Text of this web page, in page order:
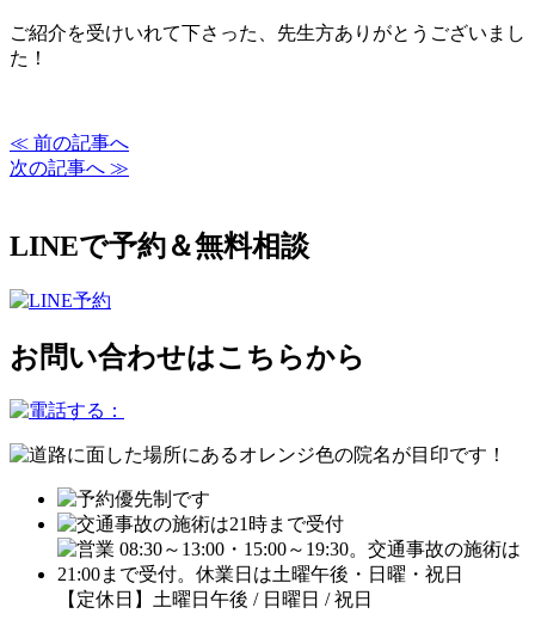
ご紹介を受けいれて下さった、先生方ありがとうございまし
た！
≪ 前の記事へ
次の記事へ ≫
LINEで予約＆無料相談
お問い合わせはこちらから
【定休日】土曜日午後 / 日曜日 / 祝日